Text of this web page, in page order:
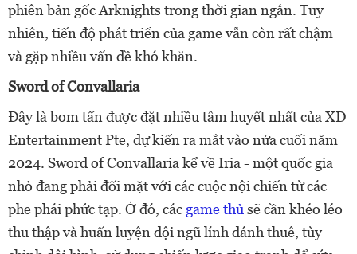
phiên bản gốc Arknights trong thời gian ngắn. Tuy
nhiên, tiến độ phát triển của game vẫn còn rất chậm
và gặp nhiều vấn đề khó khăn.
Sword of Convallaria
Đây là bom tấn được đặt nhiều tâm huyết nhất của XD
Entertainment Pte, dự kiến ra mắt vào nửa cuối năm
2024. Sword of Convallaria kể về Iria - một quốc gia
nhỏ đang phải đối mặt với các cuộc nội chiến từ các
phe phái phức tạp. Ở đó, các game thủ sẽ cần khéo léo
thu thập và huấn luyện đội ngũ lính đánh thuê, tùy